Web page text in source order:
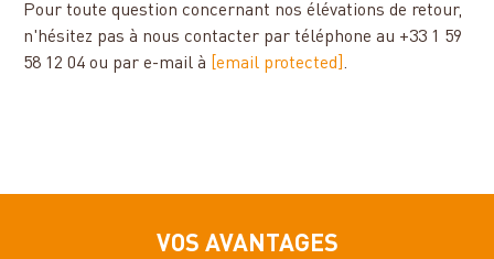
Pour toute question concernant nos élévations de retour,
n'hésitez pas à nous contacter par téléphone au +33 1 59
58 12 04 ou par e-mail à
[email protected] .
VOS AVANTAGES